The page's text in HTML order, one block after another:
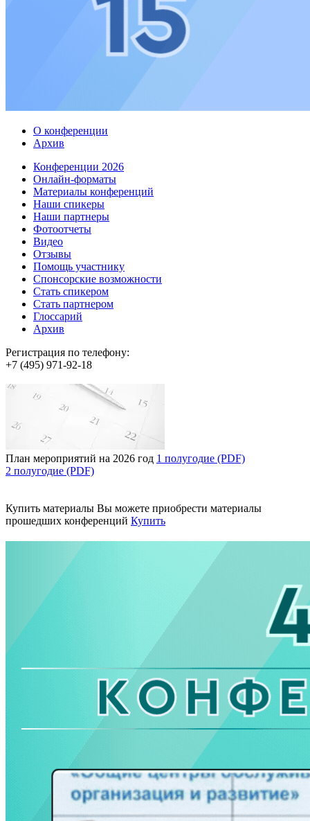
О конференции
Архив
Конференции 2026
Онлайн-форматы
Материалы конференций
Наши спикеры
Наши партнеры
Фотоотчеты
Видео
Отзывы
Помощь участнику
Спонсорские возможности
Стать спикером
Стать партнером
Глоссарий
Архив
Регистрация по телефону:
+7 (495) 971-92-18
План мероприятий на 2026 год 1 полугодие (PDF)
2 полугодие (PDF)
Купить материалы Вы можете приобрести материалы
прошедших конференций Купить